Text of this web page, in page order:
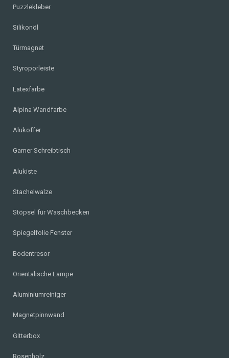
Puzzlekleber
Silikonöl
Türmagnet
Styroporleiste
Latexfarbe
Alpina Wandfarbe
Alukoffer
Gamer Schreibtisch
Alukiste
Stachelwalze
Stöpsel für Waschbecken
Spiegelfolie Fenster
Bodentresor
Orientalische Lampe
Aluminiumreiniger
Magnetpinnwand
Gitterbox
Rosenholz